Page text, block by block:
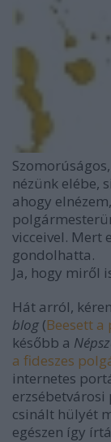
nézünk elébe,
ahogy
vicceivel. Mert
gondolhatta.
Ja, hogy miről
Hát arról,
blog (Beesett
később a
a fideszes
internetes
csinált hülyét
egészen így